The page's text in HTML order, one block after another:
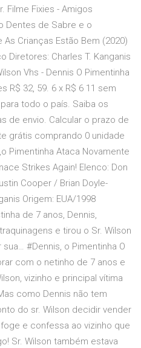
Filme Fixies - Amigos
Dentes de Sabre e o
Crianças Estão Bem (2020)
Diretores: Charles T. Kanganis
Vhs - Dennis O Pimentinha
R$ 32, 59. 6 x R$ 6 11 sem
todo o país. Saiba os
de envio. Calcular o prazo de
grátis comprando 0 unidade
Pimentinha Ataca Novamente
Strikes Again! Elenco: Don
Cooper / Brian Doyle-
Origem: EUA/1998
de 7 anos, Dennis,
e tirou o Sr. Wilson
#Dennis, o Pimentinha O
com o netinho de 7 anos e
vizinho e principal vítima
como Dennis não tem
do sr. Wilson decidir vender
e confessa ao vizinho que
Sr. Wilson também estava